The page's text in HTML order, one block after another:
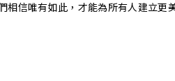
相信唯有如此，才能為所有人建立更